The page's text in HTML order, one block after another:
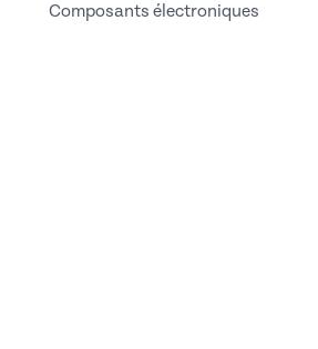
Composants électroniques